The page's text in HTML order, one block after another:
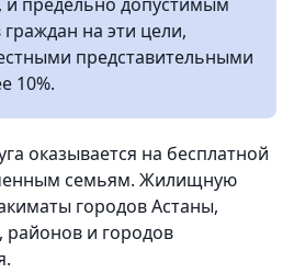
на эти цели,
представительными
10%.
оказывается на бесплатной
семьям. Жилищную
городов Астаны,
и городов